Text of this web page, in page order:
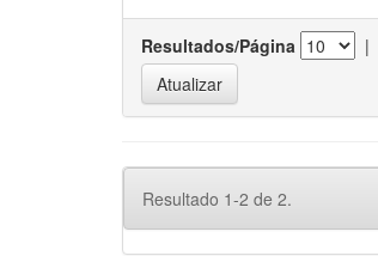
Resultados/Página |
Resultado 1-2 de 2.